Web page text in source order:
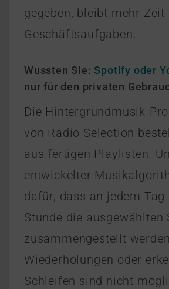
gegeben, bleibt mehr
Geschäftsaufgaben.
Wussten Sie: Spotify oder
nur für den privaten
Die Hintergrundmusik-
von Radio Selection
aus fertigen Playlisten.
entwickelter
dafür, dass an jedem Tag
Stunde die ausgewählten
zusammengestellt
Wiederholungen oder
Schleifen sind nicht